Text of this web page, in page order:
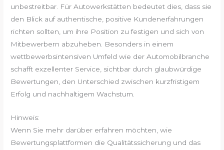
unbestreitbar. Für Autowerkstätten bedeutet dies, dass sie
den Blick auf authentische, positive Kundenerfahrungen
richten sollten, um ihre Position zu festigen und sich von
Mitbewerbern abzuheben. Besonders in einem
wettbewerbsintensiven Umfeld wie der Automobilbranche
schafft exzellenter Service, sichtbar durch glaubwürdige
Bewertungen, den Unterschied zwischen kurzfristigem
Erfolg und nachhaltigem Wachstum.
Hinweis:
Wenn Sie mehr darüber erfahren möchten, wie
Bewertungsplattformen die Qualitätssicherung und das